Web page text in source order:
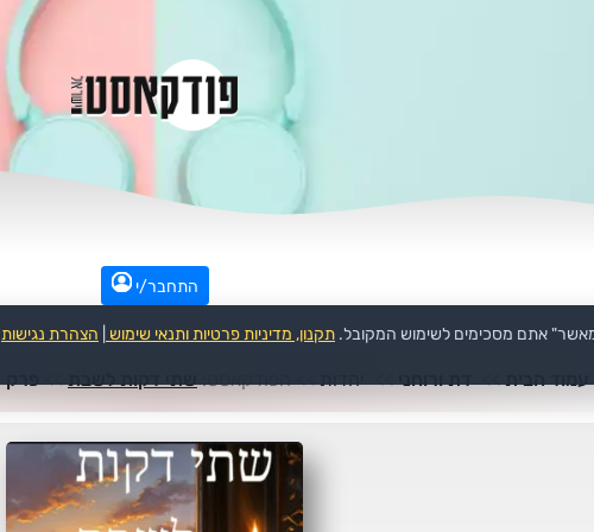
התחבר/י
עמוד הבית >> דת ורוחני >> יהדות >>הפודקאסט: שתי דקות לשבת >>פרק
אתם מסכימים לשימוש המקובל. תקנון, מדיניות פרטיות ותנאי שימוש הצהרת נגישות